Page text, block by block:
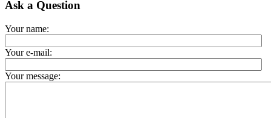
Ask a Question
Your name:
Your e-mail:
Your message: